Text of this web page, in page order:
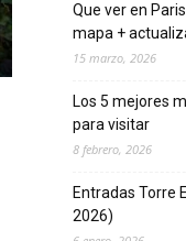
Que ver en
mapa +
15 marzo, 2026
Los 5 mejores
para visitar
8 febrero, 2026
Entradas Torre
2026)